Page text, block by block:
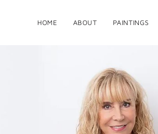
HOME ABOUT PAINTINGS